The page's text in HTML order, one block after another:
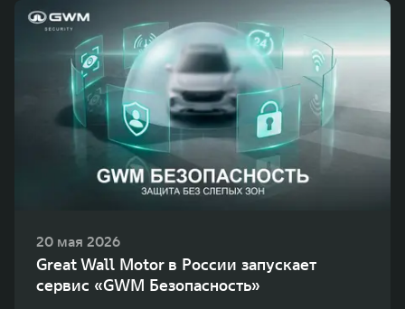
20 мая 2026
Great Wall Motor в России запускает
сервис «GWM Безопасность»